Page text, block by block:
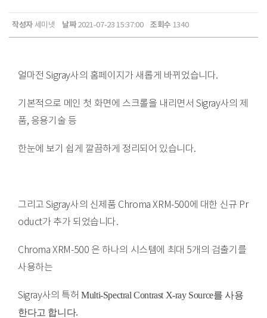
작성자세미넷 날짜2021-07-23 15:37:00 조회수 1340
얼마전 Sigray사의 홈페이지가 새롭게 바뀌었습니다.
기본적으로 메인 첫 화면에 스크롤을 내리면서 Sigray사의 제
품, 응용기술 등
한눈에 보기 쉽게 깔끔하게 정리되어 있습니다.
그리고 Sigray사의 신제품 Chroma XRM-500에 대한 신규 Pr
oduct가 추가 되었습니다.
Chroma XRM-500 은 하나의 시스템에 최대 5개의 검출기를
사용하는
Sigray사의 특허Multi-Spectral Contrast X-ray Source를 사용
한다고 합니다.